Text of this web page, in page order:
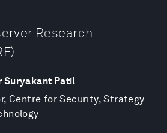
Research
Suryakant Patil
Centre for Security, Strategy